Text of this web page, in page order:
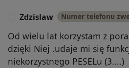
Zdzislaw Numer telefonu
Od wielu lat korzystam z
dzięki Niej .udaje mi się
niekorzystnego PESELu (3....)